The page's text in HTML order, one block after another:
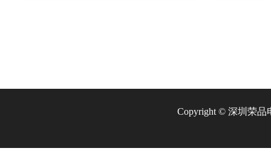
Copyright © 深圳荣品